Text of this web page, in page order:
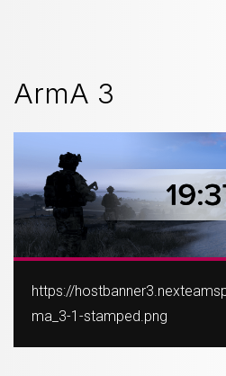
ArmA 3
https://
ma_3-1-stamped.png